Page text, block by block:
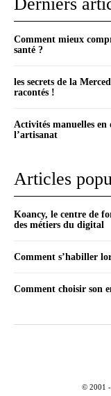
Comment mieux
santé ?
les secrets de la
racontés !
Activités manuelles
l’artisanat
Articles
Koancy, le centre de
des métiers du digital
Comment s’habiller
Comment choisir son
© 2001 -